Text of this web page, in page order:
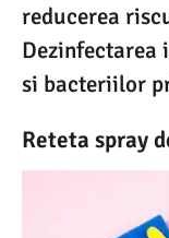
reducerea
Dezinfectarea
si bacteriilor
Reteta spray